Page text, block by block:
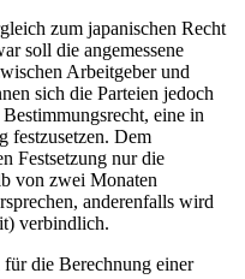
zum japanischen Recht
soll die angemessene
Arbeitgeber und
sich die Parteien jedoch
eine in
festzusetzen. Dem
Festsetzung nur die
von zwei Monaten
anderenfalls wird
verbindlich.
die Berechnung einer